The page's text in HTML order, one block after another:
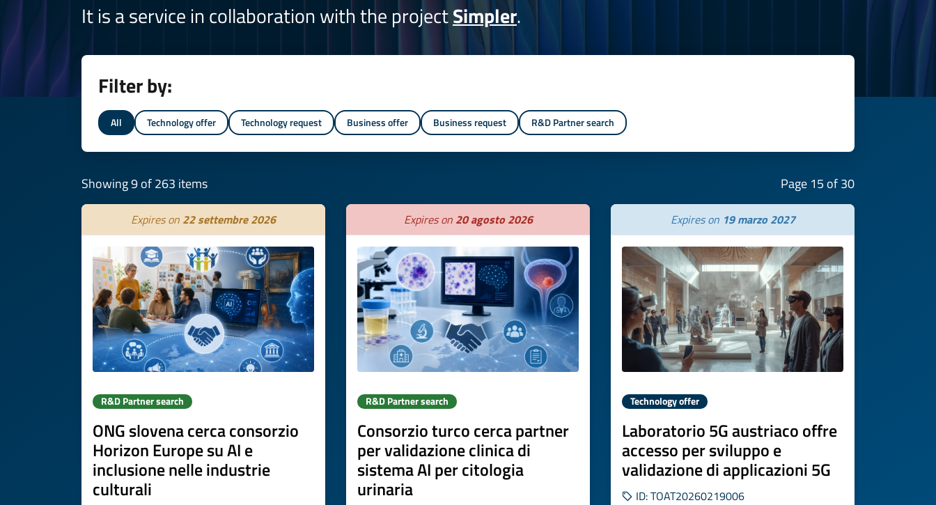
It is a service in collaboration with the projectSimpler.
Filter by:
All Technology offer Technology request Business offer Business request R&D Partner search
Showing 9 of 263 items Page 15 of 30
Expires on 22 settembre 2026
R&D Partner search
ONG slovena cerca consorzio
Horizon Europe su AI e
inclusione nelle industrie
culturali
Expires on 20 agosto 2026
R&D Partner search
Consorzio turco cerca partner
per validazione clinica di
sistema AI per citologia
urinaria
Expires on 19 marzo 2027
Technology offer
Laboratorio 5G austriaco offre
accesso per sviluppo e
validazione di applicazioni 5G
ID: TOAT20260219006